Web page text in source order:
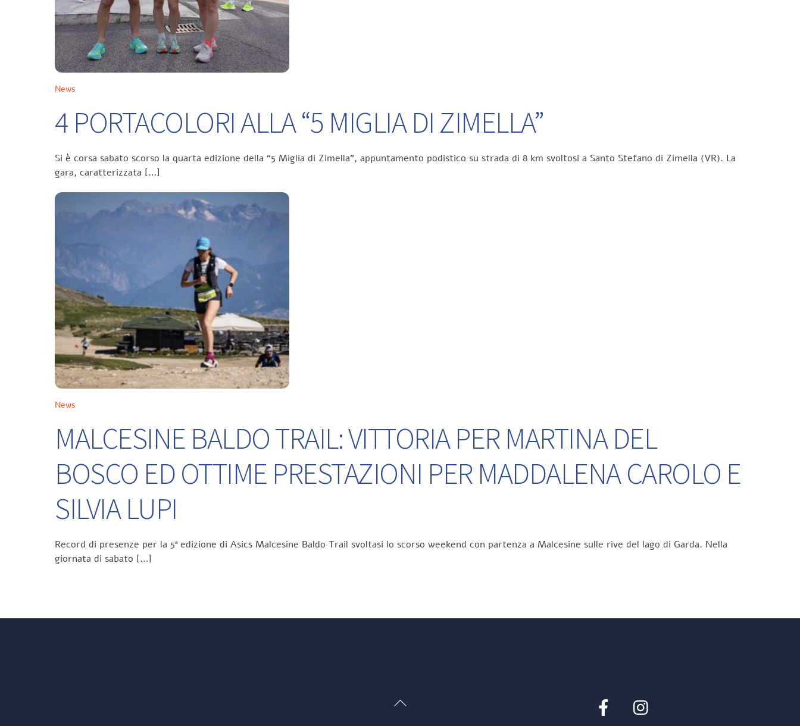
News
4 PORTACOLORI ALLA “5 MIGLIA DI ZIMELLA”
Si è corsa sabato scorso la quarta edizione della “5 Miglia di Zimella”, appuntamento podistico su strada di 8 km svoltosi a Santo Stefano di Zimella (VR). La
gara, caratterizzata […]
News
MALCESINE BALDO TRAIL: VITTORIA PER MARTINA DEL
BOSCO ED OTTIME PRESTAZIONI PER MADDALENA CAROLO E
SILVIA LUPI
Record di presenze per la 5ª edizione di Asics Malcesine Baldo Trail svoltasi lo scorso weekend con partenza a Malcesine sulle rive del lago di Garda. Nella
giornata di sabato […]
Back
Facebook